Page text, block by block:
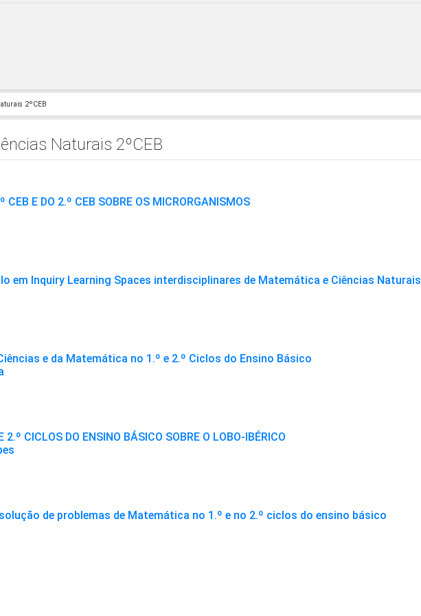
2ºCEB
Naturais 2ºCEB
CEB E DO 2.º CEB SOBRE OS MICRORGANISMOS
em Inquiry Learning Spaces interdisciplinares de Matemática e Ciências Naturais
e da Matemática no 1.º e 2.º Ciclos do Ensino Básico
2.º CICLOS DO ENSINO BÁSICO SOBRE O LOBO-IBÉRICO
de problemas de Matemática no 1.º e no 2.º ciclos do ensino básico